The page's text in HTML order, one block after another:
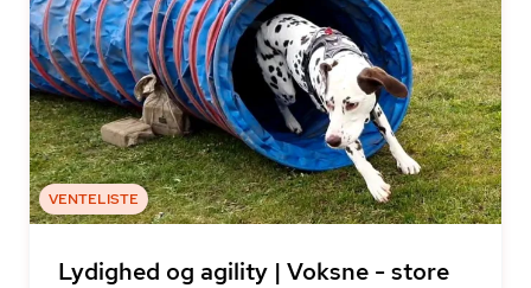
VENTELISTE
Lydighed og agility | Voksne - store